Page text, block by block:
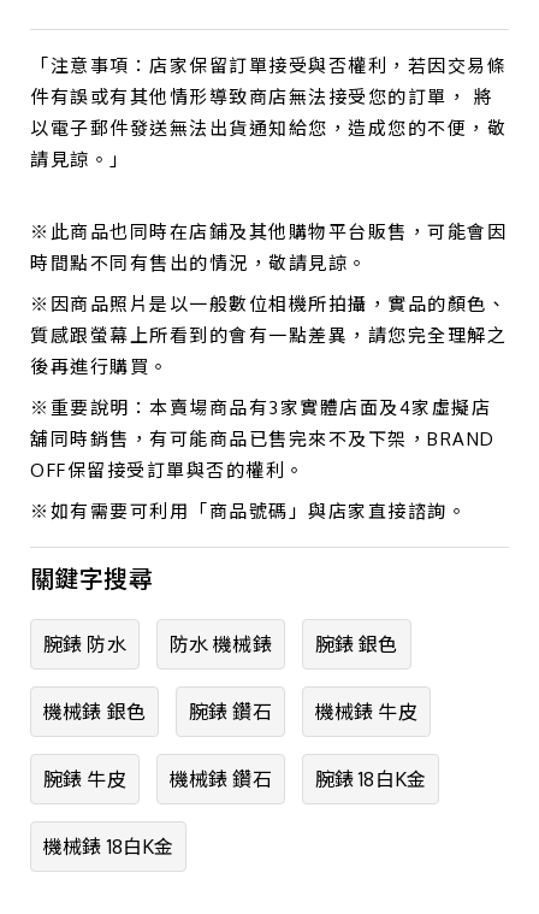
「注意事項：店家保留訂單接受與否權利，若因交易條
件有誤或有其他情形導致商店無法接受您的訂單， 將
以電子郵件發送無法出貨通知給您，造成您的不便，敬
請見諒。」
※此商品也同時在店鋪及其他購物平台販售，可能會因
時間點不同有售出的情況，敬請見諒。
※因商品照片是以一般數位相機所拍攝，實品的顏色、
質感跟螢幕上所看到的會有一點差異，請您完全理解之
後再進行購買。
※重要說明：本賣場商品有3家實體店面及4家虛擬店
舖同時銷售，有可能商品已售完來不及下架，BRAND
OFF保留接受訂單與否的權利。
※如有需要可利用「商品號碼」與店家直接諮詢。
關鍵字搜尋
腕錶 防水 防水 機械錶 腕錶 銀色
機械錶 銀色 腕錶 鑽石 機械錶 牛皮
腕錶 牛皮 機械錶 鑽石 腕錶 18白K金
機械錶 18白K金